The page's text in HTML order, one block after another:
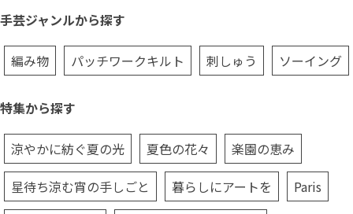
手芸ジャンルから探す
編み物 パッチワークキルト 刺しゅう ソーイング
特集から探す
涼やかに紡ぐ夏の光 夏色の花々
楽園の恵み
星待ち涼む宵の手しごと
暮らしにアートを
Paris